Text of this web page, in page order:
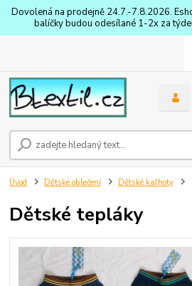
Dovolená na prodejně 24.7.-7.8.2026.
balíčky budou odesílané 1-2x za
Úvod Dětské oblečení Dětské kalhoty
Dětské tepláky